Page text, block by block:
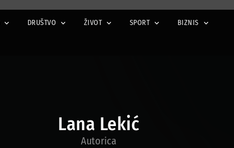
DRUŠTVO ŽIVOT SPORT BIZNIS
Lana Lekić
Autorica